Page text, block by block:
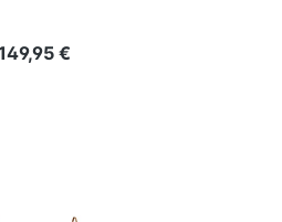
Preis:
€